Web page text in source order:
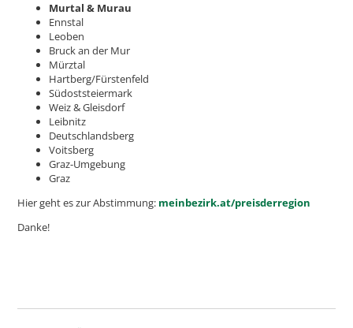
Murtal & Murau
Ennstal
Leoben
Bruck an der Mur
Mürztal
Hartberg/Fürstenfeld
Südoststeiermark
Weiz & Gleisdorf
Leibnitz
Deutschlandsberg
Voitsberg
Graz-Umgebung
Graz
Hier geht es zur Abstimmung: meinbezirk.at/preisderregion
Danke!